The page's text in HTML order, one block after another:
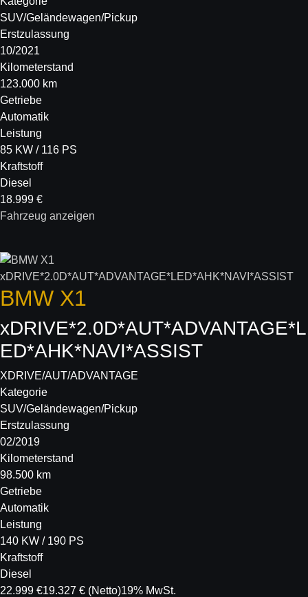
SUV/Geländewagen/Pickup
Erstzulassung
10/2021
Kilometerstand
123.000 km
Getriebe
Automatik
Leistung
85 KW / 116 PS
Kraftstoff
Diesel
18.999 €
Fahrzeug anzeigen
BMW X1
xDRIVE*2.0D*AUT*ADVANTAGE*L
ED*AHK*NAVI*ASSIST
XDRIVE/AUT/ADVANTAGE
Kategorie
SUV/Geländewagen/Pickup
Erstzulassung
02/2019
Kilometerstand
98.500 km
Getriebe
Automatik
Leistung
140 KW / 190 PS
Kraftstoff
Diesel
22.999 €19.327 € (Netto)19% MwSt.